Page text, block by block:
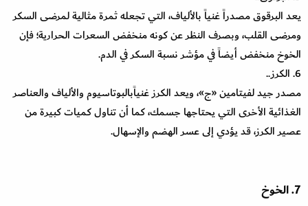
يعد البرقوق مصدراً غنياً بالألياف، التي تجعله ثمرة مثالية لمرضى السكر
ومرضى القلب، وبصرف النظر عن كونه منخفض السعرات الحرارية؛ فإن
الخوخ منخفض أيضاً في مؤشر نسبة السكر في الدم.
6. الكرز..
مصدر جيد لفيتامين «ج»، ويعد الكرز غنياًبالبوتاسيوم والألياف والعناصر
الغذائية الأخرى التي يحتاجها جسمك، كما أن تناول كميات كبيرة من
عصير الكرز، قد يؤدي إلى عسر الهضم والإسهال.
7. الخوخ